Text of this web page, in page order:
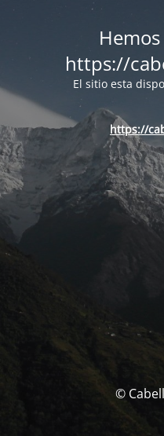
https://
El sitio esta
https://
©